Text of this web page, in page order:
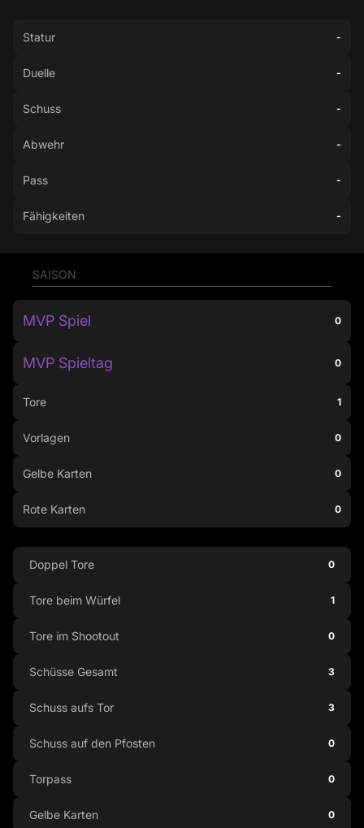
Statur -
Duelle -
Schuss -
Abwehr -
Pass -
Fähigkeiten -
SAISON
MVP Spiel 0
MVP Spieltag 0
Tore 1
Vorlagen 0
Gelbe Karten 0
Rote Karten 0
Doppel Tore 0
Tore beim Würfel 1
Tore im Shootout 0
Schüsse Gesamt 3
Schuss aufs Tor 3
Schuss auf den Pfosten 0
Torpass 0
Gelbe Karten 0